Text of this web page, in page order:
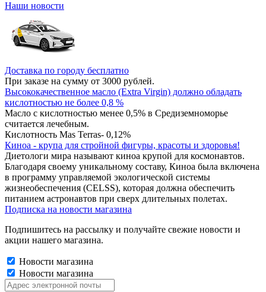
Наши новости
Доставка по городу бесплатно
При заказе на сумму от 3000 рублей.
Высококачественное масло (Extra Virgin) должно обладать
кислотностью не более 0,8 %
Масло с кислотностью менее 0,5% в Средиземноморье
считается лечебным.
Кислотность Mas Terras- 0,12%
Киноа - крупа для стройной фигуры, красоты и здоровья!
Диетологи мира называют киноа крупой для космонавтов.
Благодаря своему уникальному составу, Киноа была включена
в программу управляемой экологической системы
жизнеобеспечения (CELSS), которая должна обеспечить
питанием астронавтов при сверх длительных полетах.
Подписка на новости магазина
Подпишитесь на рассылку и получайте свежие новости и
акции нашего магазина.
Новости магазина
Новости магазина